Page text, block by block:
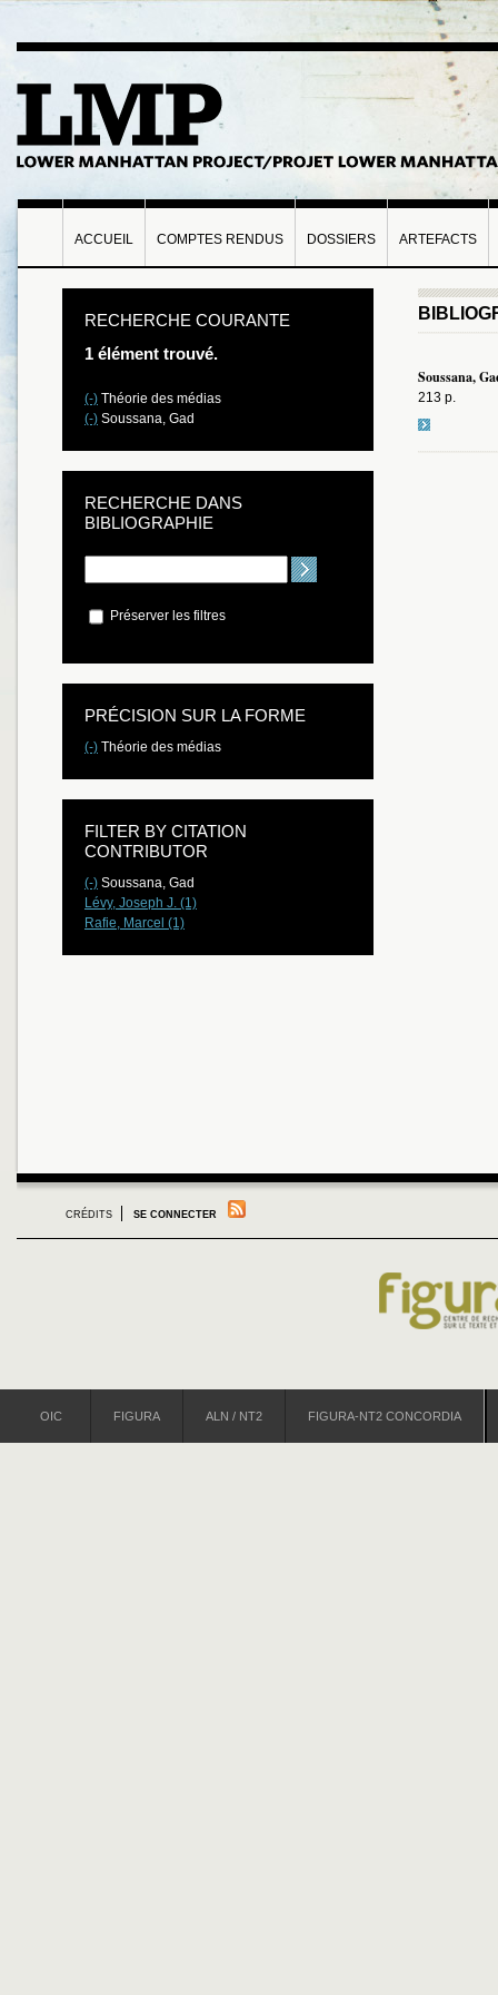
ACCUEIL COMPTES RENDUS DOSSIERS ARTEFACTS
Soussana,
213 p.
RECHERCHE COURANTE
1 élément trouvé.
(-) Théorie des médias
(-) Soussana, Gad
RECHERCHE DANS
BIBLIOGRAPHIE
Préserver les filtres
PRÉCISION SUR LA FORME
(-) Théorie des médias
FILTER BY CITATION
CONTRIBUTOR
(-) Soussana, Gad
Lévy, Joseph J. (1)
Rafie, Marcel (1)
CRÉDITS SE CONNECTER
OIC FIGURA ALN / NT2 FIGURA-NT2 CONCORDIA